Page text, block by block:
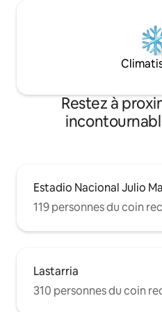
Restez à
Estadio Nacional Julio
119 personnes du coin
Lastarria
310 personnes du coin